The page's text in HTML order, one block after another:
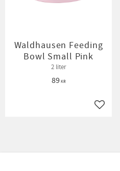
Waldhausen Feeding
Bowl Small Pink
2 liter
89KR
Lägg